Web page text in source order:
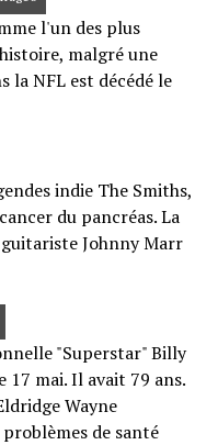
l'un des plus
malgré une
la NFL est décédé le
indie The Smiths,
du pancréas. La
Johnny Marr
"Superstar" Billy
17 mai. Il avait 79 ans.
Wayne
de santé